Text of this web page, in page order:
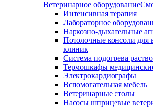
Ветеринарное оборудование
Интенсивная терапия
Лабораторное
Наркозно-дыхательные
Потолочные консоли для
клиник
Система подогрева
Термошкафы
Электрокардиографы
Вспомогательная мебель
Ветеринарные столы
Насосы шприцевые